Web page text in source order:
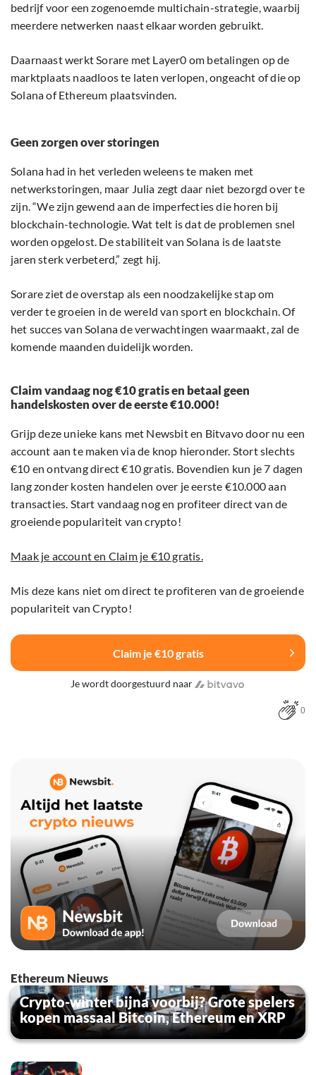
bedrijf voor een zogenoemde multichain-strategie, waarbij
meerdere netwerken naast elkaar worden gebruikt.
Daarnaast werkt Sorare met Layer0 om betalingen op de
marktplaats naadloos te laten verlopen, ongeacht of die op
Solana of Ethereum plaatsvinden.
Geen zorgen over storingen
Solana had in het verleden weleens te maken met
netwerkstoringen, maar Julia zegt daar niet bezorgd over te
zijn. “We zijn gewend aan de imperfecties die horen bij
blockchain-technologie. Wat telt is dat de problemen snel
worden opgelost. De stabiliteit van Solana is de laatste
jaren sterk verbeterd,” zegt hij.
Sorare ziet de overstap als een noodzakelijke stap om
verder te groeien in de wereld van sport en blockchain. Of
het succes van Solana de verwachtingen waarmaakt, zal de
komende maanden duidelijk worden.
Claim vandaag nog €10 gratis en betaal geen
handelskosten over de eerste €10.000!
Grijp deze unieke kans met Newsbit en Bitvavo door nu een
account aan te maken via de knop hieronder. Stort slechts
€10 en ontvang direct €10 gratis. Bovendien kun je 7 dagen
lang zonder kosten handelen over je eerste €10.000 aan
transacties. Start vandaag nog en profiteer direct van de
groeiende populariteit van crypto!
Maak je account en Claim je €10 gratis.
Mis deze kans niet om direct te profiteren van de groeiende
populariteit van Crypto!
Claim je €10 gratis
Je wordt doorgestuurd naar
0
Ethereum Nieuws
Crypto-winter bijna voorbij? Grote spelers
kopen massaal Bitcoin, Ethereum en XRP